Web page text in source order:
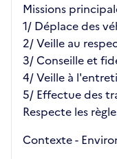
Missions
1/ Déplace des
2/ Veille au
3/ Conseille et
4/ Veille à
5/ Effectue des
Respecte les
Contexte -